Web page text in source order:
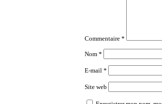
Commentaire *
Nom *
E-mail *
Site web